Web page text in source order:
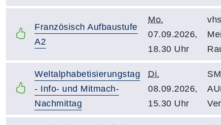
Französisch Aufbaustufe
A2
Mo.
07.09.2026,
18.30 Uhr
Weltalphabetisierungstag
- Info- und Mitmach-
Nachmittag
Di.
08.09.2026,
15.30 Uhr